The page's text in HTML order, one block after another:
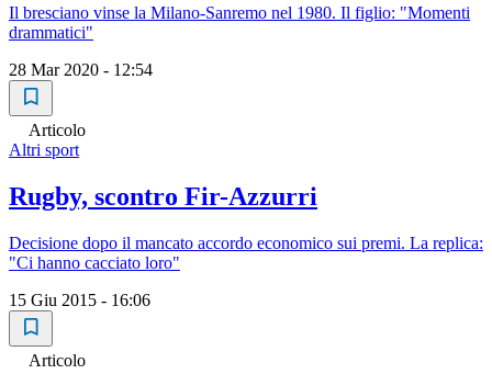
Il bresciano vinse la Milano-Sanremo nel 1980. Il figlio: "Momenti
drammatici"
28 Mar 2020 - 12:54
Articolo
Altri sport
Rugby, scontro Fir-Azzurri
Decisione dopo il mancato accordo economico sui premi. La replica:
"Ci hanno cacciato loro"
15 Giu 2015 - 16:06
Articolo